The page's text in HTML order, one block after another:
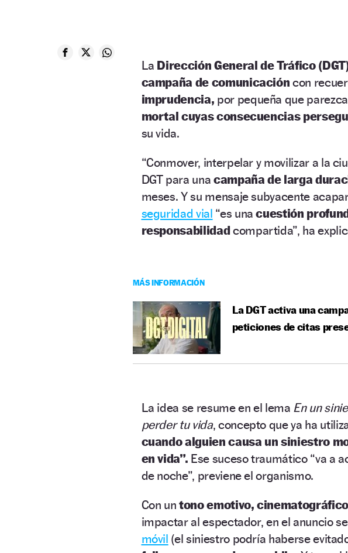
La Dirección General de Tráfico
campaña de comunicacióncon
imprudencia, por pequeña que
mortal cuyas consecuencias
su vida.
“Conmover, interpelar y movilizar a la
DGT para una campaña de larga
meses. Y su mensaje subyacente
seguridad vial “es unacuestión
responsabilidadcompartida”, ha
MÁS INFORMACIÓN
La DGT activa una
peticiones de citas
La idea se resume en el lema En un
perder tu vida, concepto que ya ha
cuando alguien causa un siniestro
en vida”. Ese suceso traumático “va a
de noche”, previene el organismo.
Con untono emotivo,
impactar al espectador, en el anuncio
móvil (el siniestro podría haberse